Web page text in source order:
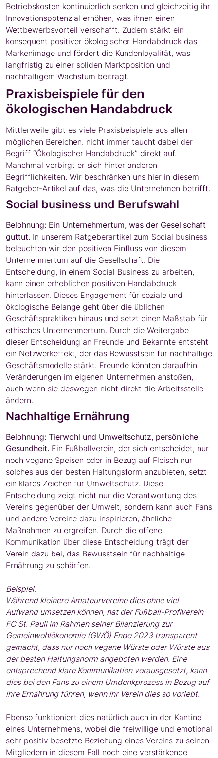
Betriebskosten kontinuierlich senken und gleichzeitig ihr
Innovationspotenzial erhöhen, was ihnen einen
Wettbewerbsvorteil verschafft. Zudem stärkt ein
konsequent positiver ökologischer Handabdruck das
Markenimage und fördert die Kundenloyalität, was
langfristig zu einer soliden Marktposition und
nachhaltigem Wachstum beiträgt.
Praxisbeispiele für den
ökologischen Handabdruck
Mittlerweile gibt es viele Praxisbeispiele aus allen
möglichen Bereichen. nicht immer taucht dabei der
Begriff “Ökologischer Handabdruck” direkt auf.
Manchmal verbirgt er sich hinter anderen
Begrifflichkeiten. Wir beschränken uns hier in diesem
Ratgeber-Artikel auf das, was die Unternehmen betrifft.
Social business und Berufswahl
Belohnung: Ein Unternehmertum, was der Gesellschaft
guttut. In unserem Ratgeberartikel zum Social business
beleuchten wir den positiven Einfluss von diesem
Unternehmertum auf die Gesellschaft. Die
Entscheidung, in einem Social Business zu arbeiten,
kann einen erheblichen positiven Handabdruck
hinterlassen. Dieses Engagement für soziale und
ökologische Belange geht über die üblichen
Geschäftspraktiken hinaus und setzt einen Maßstab für
ethisches Unternehmertum. Durch die Weitergabe
dieser Entscheidung an Freunde und Bekannte entsteht
ein Netzwerkeffekt, der das Bewusstsein für nachhaltige
Geschäftsmodelle stärkt. Freunde könnten daraufhin
Veränderungen im eigenen Unternehmen anstoßen,
auch wenn sie deswegen nicht direkt die Arbeitsstelle
ändern.
Nachhaltige Ernährung
Belohnung: Tierwohl und Umweltschutz, persönliche
Gesundheit. Ein Fußballverein, der sich entscheidet, nur
noch vegane Speisen oder in Bezug auf Fleisch nur
solches aus der besten Haltungsform anzubieten, setzt
ein klares Zeichen für Umweltschutz. Diese
Entscheidung zeigt nicht nur die Verantwortung des
Vereins gegenüber der Umwelt, sondern kann auch Fans
und andere Vereine dazu inspirieren, ähnliche
Maßnahmen zu ergreifen. Durch die offene
Kommunikation über diese Entscheidung trägt der
Verein dazu bei, das Bewusstsein für nachhaltige
Ernährung zu schärfen.
Beispiel:
Während kleinere Amateurvereine dies ohne viel
Aufwand umsetzen können, hat der Fußball-Profiverein
FC St. Pauli im Rahmen seiner Bilanzierung zur
Gemeinwohlökonomie (GWÖ) Ende 2023 transparent
gemacht, dass nur noch vegane Würste oder Würste aus
der besten Haltungsnorm angeboten werden. Eine
entsprechend klare Kommunikation vorausgesetzt, kann
dies bei den Fans zu einem Umdenkprozess in Bezug auf
ihre Ernährung führen, wenn ihr Verein dies so vorlebt.
Ebenso funktioniert dies natürlich auch in der Kantine
eines Unternehmens, wobei die freiwillige und emotional
sehr positiv besetzte Beziehung eines Vereins zu seinen
Mitgliedern in diesem Fall noch eine verstärkende